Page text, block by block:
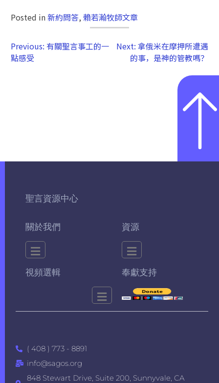
Posted in新約問答, 賴若瀚牧師文章
Previous: 有關聖言事工的一
點感受
Next: 拿俄米在摩押所遭遇
的事，是神的管教嗎？
聖言資源中心
關於我們 資源
視頻選輯 奉獻支持
( 408 ) 773 - 8891
info@sagos.org
848 Stewart Drive, Suite 200, Sunnyvale, CA